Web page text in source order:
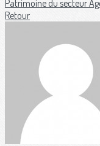
Patrimoine du secteur
Retour